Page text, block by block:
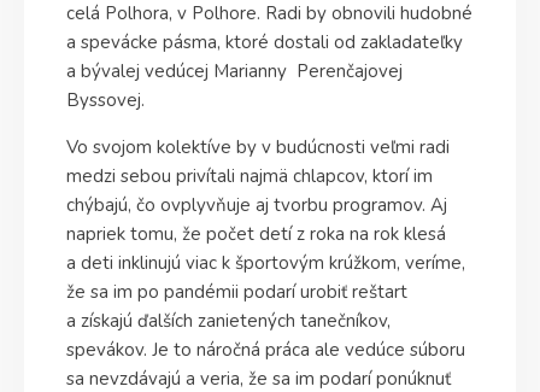
celá Polhora, v Polhore. Radi by obnovili hudobné
a spevácke pásma, ktoré dostali od zakladateľky
a bývalej vedúcej Marianny Perenčajovej
Byssovej.
Vo svojom kolektíve by v budúcnosti veľmi radi
medzi sebou privítali najmä chlapcov, ktorí im
chýbajú, čo ovplyvňuje aj tvorbu programov. Aj
napriek tomu, že počet detí z roka na rok klesá
a deti inklinujú viac k športovým krúžkom, veríme,
že sa im po pandémii podarí urobiť reštart
a získajú ďalších zanietených tanečníkov,
spevákov. Je to náročná práca ale vedúce súboru
sa nevzdávajú a veria, že sa im podarí ponúknuť